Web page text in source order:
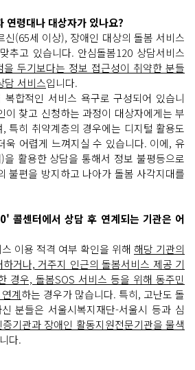
연령대나 대상자가 있나요?
(65세 이상), 장애인 대상의 돌봄 서비스
추고 있습니다. 안심돌봄120 상담서비스
을 두기보다는 정보 접근성이 취약한 분들
담 서비스입니다.
합적인 서비스 욕구로 구성되어 있습니
이 찾고 신청하는 과정이 대상자에게는 부
특히 취약계층의 경우에는 디지털 활용도
욱 어렵게 느껴지실 수 있습니다. 이에, 유
활용한 상담을 통해서 정보 불평등으로
불편을 방지하고 나아가 돌봄 사각지대를
콜센터에서 상담 후 연계되는 기관은 어
이용 적격 여부 확인을 위해 해당 기관의
거나, 거주지 인근의 돌봄서비스 제공 기
경우, 돌봄SOS 서비스 등을 위해 동주민
계하는 경우가 많습니다. 특히, 고난도 돌
분들은 서울시복지재단-서울시 등과 심
기관과 장애인 활동지원전문기관을 물색
다.